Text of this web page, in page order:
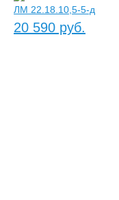
ЛМ 22.18.10,5-5-д
20 590 руб.